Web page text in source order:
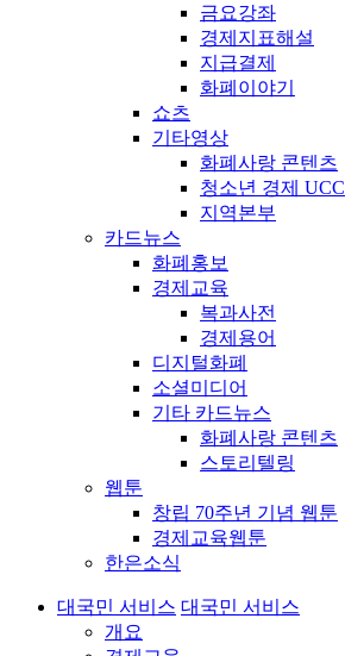
금요강좌
경제지표해설
지급결제
화폐이야기
쇼츠
기타영상
화폐사랑 콘텐츠
청소년 경제 UCC
지역본부
카드뉴스
화폐홍보
경제교육
복과사전
경제용어
디지털화폐
소셜미디어
기타 카드뉴스
화폐사랑 콘텐츠
스토리텔링
웹툰
창립 70주년 기념 웹툰
경제교육웹툰
한은소식
대국민 서비스 대국민 서비스
개요